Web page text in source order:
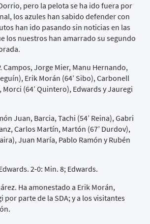
pero la pelota se ha ido fuera por
los azules han sabido defender con
han ido pasando sin noticias en las
los nuestros han amarrado su segundo
Campos, Jorge Mier, Manu Hernando,
Erik Morán (64’ Sibo), Carbonell
Morci (64’ Quintero), Edwards y Jauregi
Juan, Barcia, Tachi (54’ Reina), Gabri
Carlos Martín, Martón (67’ Durdov),
Juan María, Pablo Ramón y Rubén
2-0: Min. 8; Edwards.
Ha amonestado a Erik Morán,
por parte de la SDA; y a los visitantes